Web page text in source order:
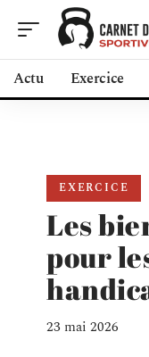
Actu Exercice
EXERCICE
Les
pour
23 mai 2026